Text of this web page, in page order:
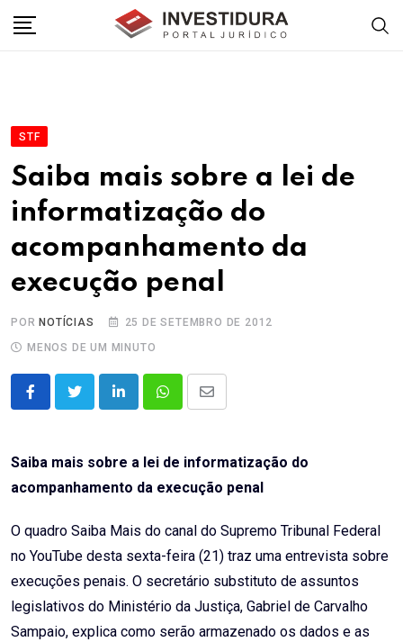
STF
Saiba mais sobre a lei de
informatização do
acompanhamento da
execução penal
POR NOTÍCIAS
25 DE SETEMBRO DE 2012
MENOS DE UM MINUTO
LinkedInWhatsappShare
Email
Saiba mais sobre a lei de informatização do
acompanhamento da execução penal
O quadro Saiba Mais do canal do Supremo Tribunal Federal
no YouTube desta sexta-feira (21) traz uma entrevista sobre
execuções penais. O secretário substituto de assuntos
legislativos do Ministério da Justiça, Gabriel de Carvalho
Sampaio, explica como serão armazenado os dados e as